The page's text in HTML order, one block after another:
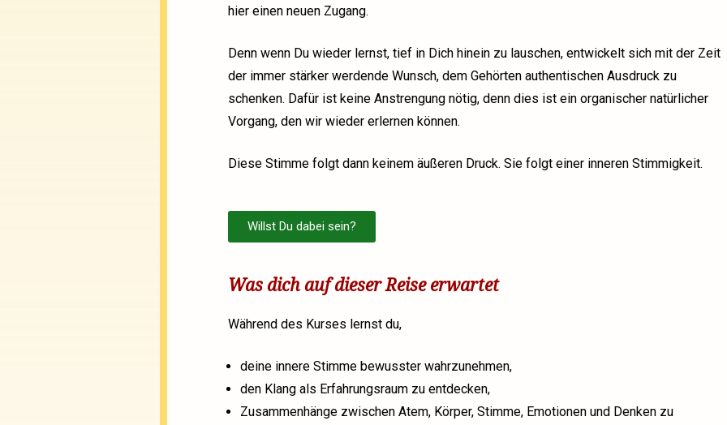
hier einen neuen Zugang.
Denn wenn Du wieder lernst, tief in Dich hinein zu lauschen, entwickelt sich mit der Zeit
der immer stärker werdende Wunsch, dem Gehörten authentischen Ausdruck zu
schenken. Dafür ist keine Anstrengung nötig, denn dies ist ein organischer natürlicher
Vorgang, den wir wieder erlernen können.
Diese Stimme folgt dann keinem äußeren Druck. Sie folgt einer inneren Stimmigkeit.
Willst Du dabei sein?
Was dich auf dieser Reise erwartet
Während des Kurses lernst du,
deine innere Stimme bewusster wahrzunehmen,
den Klang als Erfahrungsraum zu entdecken,
Zusammenhänge zwischen Atem, Körper, Stimme, Emotionen und Denken zu